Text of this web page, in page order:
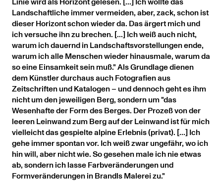
Landschaftliche immer vermeiden, aber, zack, schon ist
dieser Horizont schon wieder da. Das ärgert mich und
ich versuche ihn zu brechen. [...] Ich weiß auch nicht,
warum ich dauernd in Landschaftsvorstellungen ende,
warum ich alle Menschen wieder hinausmale, warum da
so eine Einsamkeit sein muß." Als Grundlage dienen
dem Künstler durchaus auch Fotografien aus
Zeitschriften und Katalogen – und dennoch geht es ihm
nicht um den jeweiligen Berg, sondern um "das
Wesenhafte der Form des Berges. Der Prozeß von der
leeren Leinwand zum Berg auf der Leinwand ist für mich
vielleicht das gespielte alpine Erlebnis (privat). [...] Ich
gehe immer spontan vor. Ich weiß zwar ungefähr, wo ich
hin will, aber nicht wie. So gesehen male ich nie etwas
ab, sondern ich lasse Farbveränderungen und
Formveränderungen in Brandls Malerei zu."